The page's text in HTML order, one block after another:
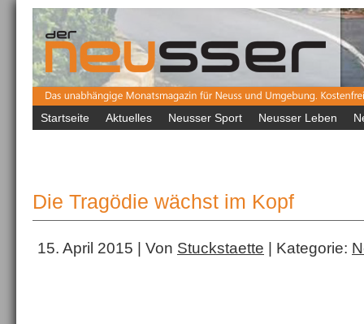
Startseite Aktuelles Neusser Sport Neusser Leben
Die Tragödie wächst im Kopf
15. April 2015 | Von Stuckstaette | Kategorie: